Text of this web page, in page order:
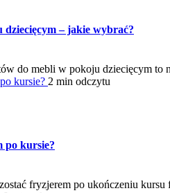
– jakie wybrać?
do mebli w pokoju dziecięcym to
kursie? 2 min odczytu
po kursie?
fryzjerem po ukończeniu